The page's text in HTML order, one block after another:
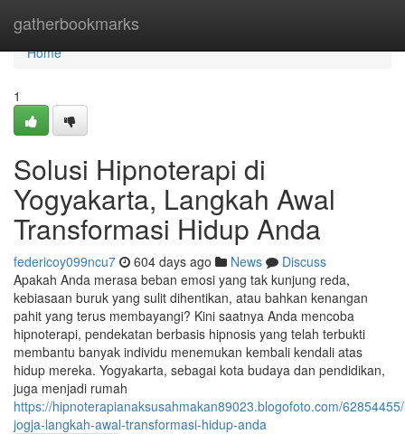
gatherbookmarks
Home
Home
1
Solusi Hipnoterapi di
Yogyakarta, Langkah Awal
Transformasi Hidup Anda
federicoy099ncu7 604 days ago News
Discuss
Apakah Anda merasa beban emosi yang tak kunjung reda,
kebiasaan buruk yang sulit dihentikan, atau bahkan kenangan
pahit yang terus membayangi? Kini saatnya Anda mencoba
hipnoterapi, pendekatan berbasis hipnosis yang telah terbukti
membantu banyak individu menemukan kembali kendali atas
hidup mereka. Yogyakarta, sebagai kota budaya dan pendidikan,
juga menjadi rumah
https://hipnoterapianaksusahmakan89023.blogofoto.com/
jogja-langkah-awal-transformasi-hidup-anda